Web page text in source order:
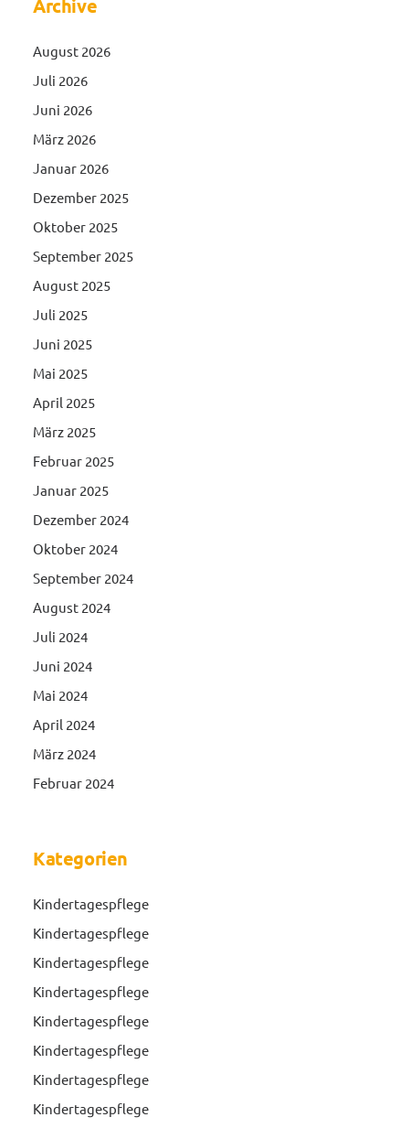
Archive
August 2026
Juli 2026
Juni 2026
März 2026
Januar 2026
Dezember 2025
Oktober 2025
September 2025
August 2025
Juli 2025
Juni 2025
Mai 2025
April 2025
März 2025
Februar 2025
Januar 2025
Dezember 2024
Oktober 2024
September 2024
August 2024
Juli 2024
Juni 2024
Mai 2024
April 2024
März 2024
Februar 2024
Kategorien
Kindertagespflege
Kindertagespflege
Kindertagespflege
Kindertagespflege
Kindertagespflege
Kindertagespflege
Kindertagespflege
Kindertagespflege